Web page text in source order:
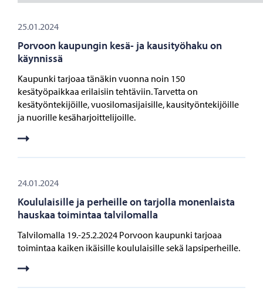
25.01.2024
Porvoon kaupungin kesä- ja kausityöhaku on
käynnissä
Kaupunki tarjoaa tänäkin vuonna noin 150
kesätyöpaikkaa erilaisiin tehtäviin. Tarvetta on
kesätyöntekijöille, vuosilomasijaisille, kausityöntekijöille
ja nuorille kesäharjoittelijoille.
24.01.2024
Koululaisille ja perheille on tarjolla monenlaista
hauskaa toimintaa talvilomalla
Talvilomalla 19.-25.2.2024 Porvoon kaupunki tarjoaa
toimintaa kaiken ikäisille koululaisille sekä lapsiperheille.